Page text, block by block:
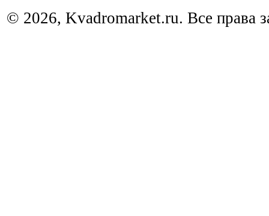
© 2026, Kvadromarket.ru. Все права